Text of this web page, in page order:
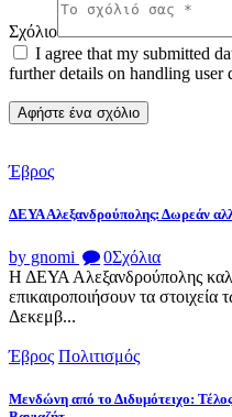
Σχόλιο
I agree that my submitted
further details on handling user
Έβρος
ΔΕΥΑ Αλεξανδρούπολης: Δωρεάν
by gnomi 0Σχόλια
Η ΔΕΥΑ Αλεξανδρούπολης
επικαιροποιήσουν τα
Δεκεμβ...
Έβρος Πολιτισμός
Μενδώνη από το Διδυμότειχο: